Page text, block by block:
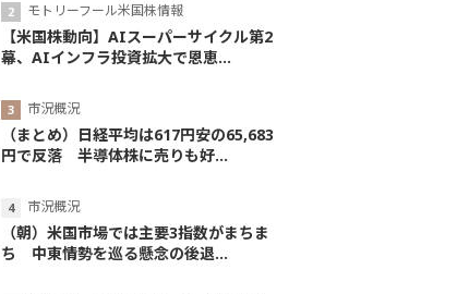
モトリーフール米国株情報
【米国株動向】AIスーパーサイクル第2
幕、AIインフラ投資拡大で恩恵...
市況概況
（まとめ）日経平均は617円安の65,683
円で反落 半導体株に売りも好...
市況概況
（朝）米国市場では主要3指数がまちま
ち 中東情勢を巡る懸念の後退...